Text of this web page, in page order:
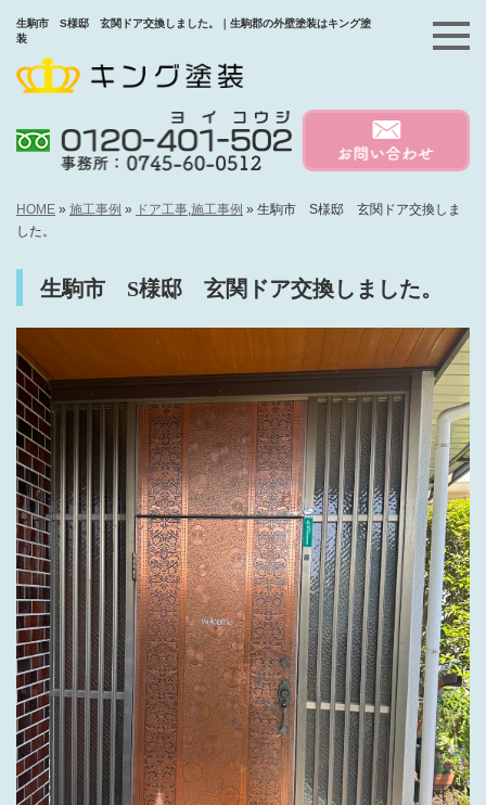
生駒市 S様邸 玄関ドア交換しました。｜生駒郡の外壁塗装はキング塗
装
HOME » 施工事例 » ドア工事 施工事例 » 生駒市 S様邸 玄関ドア交換しま
した。
生駒市 S様邸 玄関ドア交換しました。